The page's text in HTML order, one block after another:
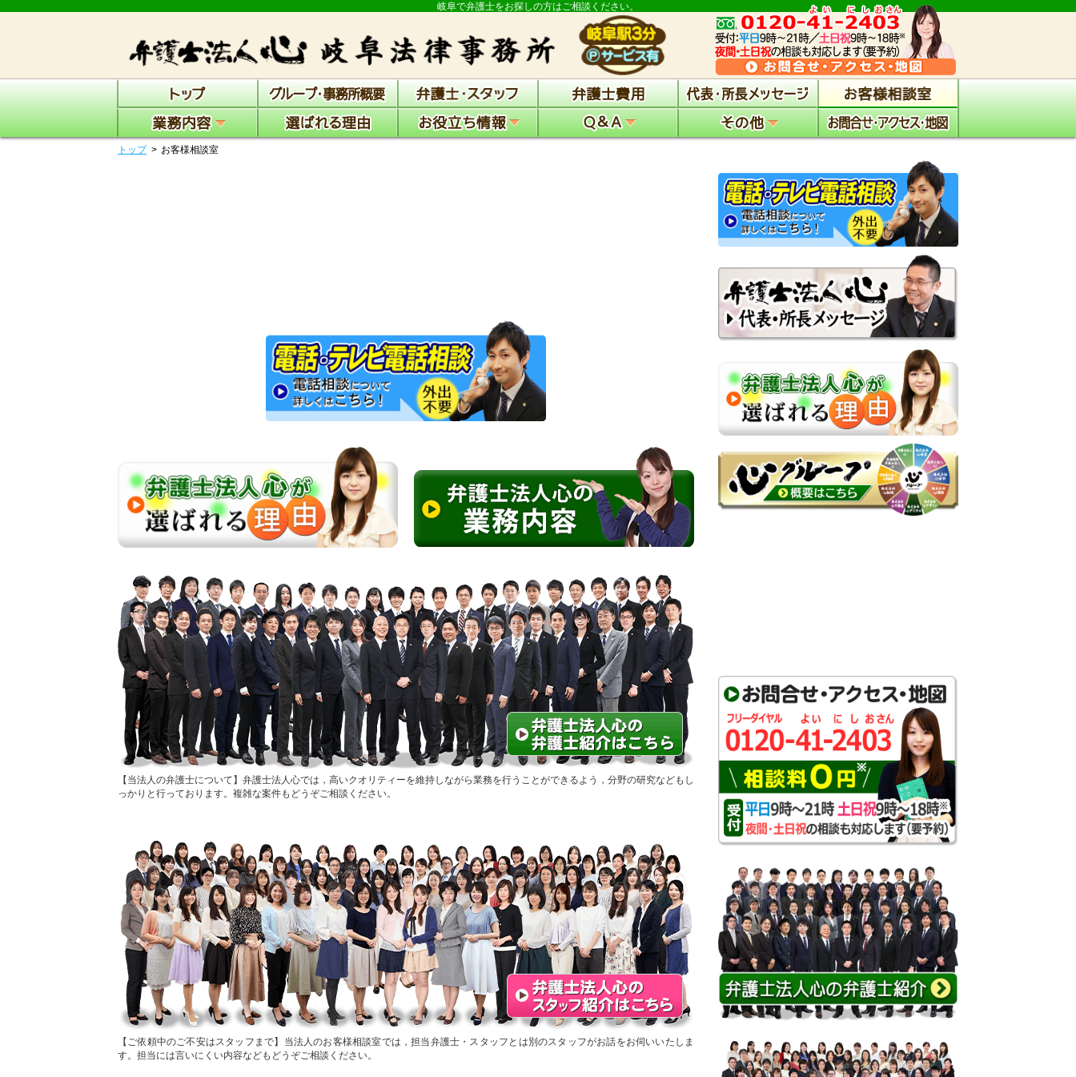
岐阜で弁護士をお探しの方はご相談ください。
トップ お客様相談室
当法人の弁護士について
弁護士法人心では，高いクオリティーを維持しながら業務を行うことができるよう，分野の研究などもし
っかりと行っております。複雑な案件もどうぞご相談ください。
ご依頼中のご不安はスタッフまで
当法人のお客様相談室では，担当弁護士・スタッフとは別のスタッフがお話をお伺いいたしま
す。担当には言いにくい内容などもどうぞご相談ください。